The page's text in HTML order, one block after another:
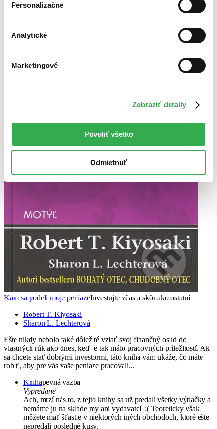
Personalizačné
Analytické
Marketingové
Zobraziť detaily
Povoliť všetko
Odmietnuť
Kam sa podeli moje peniazeInvestujte včas a skôr ako ostatní
Robert T. Kiyosaki
Sharon L. Lechterová
Ešte nikdy nebolo také dôležité vziať svoj finančný osud do
vlastných rúk ako dnes, keď je tak málo pracovných príležitostí. Ak
sa chcete stať dobrými investormi, táto kniha vám ukáže, čo máte
robiť, aby pre vás vaše peniaze pracovali...
Knihapevná väzba
Vypredané
Ach, mrzí nás to, z tejto knihy sa už predali všetky výtlačky a
nemáme ju na sklade my ani vydavateľ :( Teoreticky však
môžete mať šťastie v niektorých iných obchodoch, ktoré ešte
nepredali posledné kusy.